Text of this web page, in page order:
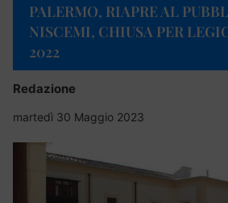
PALERMO, RIAPRE AL
NISCEMI, CHIUSA PER
2022
Redazione
martedì 30 Maggio 2023